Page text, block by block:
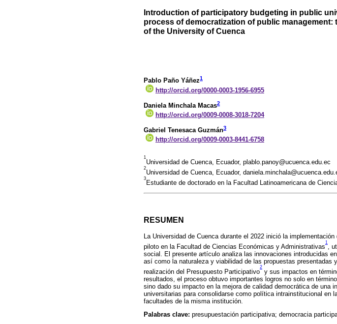
Introduction of participatory budgeting in public
process of democratization of public management:
of the University of Cuenca
Pablo Paño Yáñez1
http://orcid.org/0000-0003-1956-6955
Daniela Minchala Macas2
http://orcid.org/0009-0008-3018-7204
Gabriel Tenesaca Guzmán3
http://orcid.org/0009-0003-8441-6758
1
Universidad de Cuenca, Ecuador, plablo.panoy@ucuenca.edu.ec
2
Universidad de Cuenca, Ecuador,
3
Estudiante de doctorado en la Facultad Latinoamericana de
RESUMEN
La Universidad de Cuenca durante el 2022 inició la
piloto en la Facultad de Ciencias Económicas y Administrativas
1
,
social. El presente artículo analiza las innovaciones introducidas
así como la naturaleza y viabilidad de las propuestas presentadas
realización del Presupuesto Participativo
2
y sus impactos en
resultados, el proceso obtuvo importantes logros no solo en
sino dado su impacto en la mejora de calidad democrática de
universitarias para consolidarse como política intrainstitucional en
facultades de la misma institución.
Palabras clave: presupuestación participativa; democracia